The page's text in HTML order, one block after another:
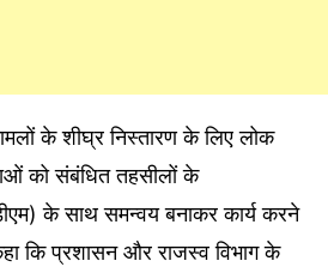
के शीघ्र निस्तारण के लिए लोक
को संबंधित तहसीलों के
के साथ समन्वय बनाकर कार्य करने
कि प्रशासन और राजस्व विभाग के